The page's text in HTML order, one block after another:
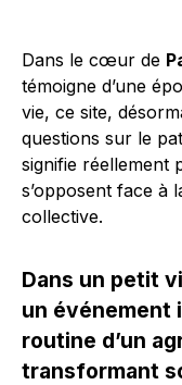
Dans le cœur de
témoigne d’une
vie, ce site,
questions sur le
signifie réellement
s’opposent face à
collective.
Dans un petit
un événement
routine d’un
transformant